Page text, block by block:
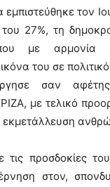
τον
27%, τη
με αρμονία
του σε
σαν
με τελικό
εκμετάλλευση
προσδοκίες
στον,